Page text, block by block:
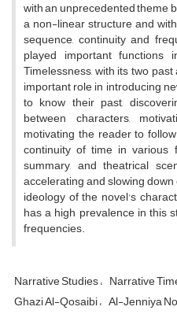
with an unprecedented theme
a non-linear structure and
sequence, continuity and
played important
Timelessness, with its two
important role in introducing
to know their past,
between characters,
motivating the reader to
continuity of time in various
summary, and theatrical
accelerating and slowing
ideology of the novel's
has a high prevalence in this
frequencies.
Narrative Studies Narrative
Ghazi Al-Qosaibi Al-Jenniya